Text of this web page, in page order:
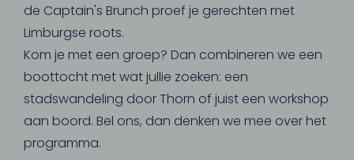
de Captain's Brunch proef je gerechten met
Limburgse roots.
Kom je met een groep? Dan combineren we een
boottocht met wat jullie zoeken: een
stadswandeling door Thorn of juist een workshop
aan boord. Bel ons, dan denken we mee over het
programma.